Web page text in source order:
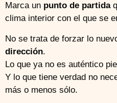
Marca un punto de partida
clima interior con el que se
No se trata de forzar lo
dirección.
Lo que ya no es auténtico
Y lo que tiene verdad no
más o menos sólo.